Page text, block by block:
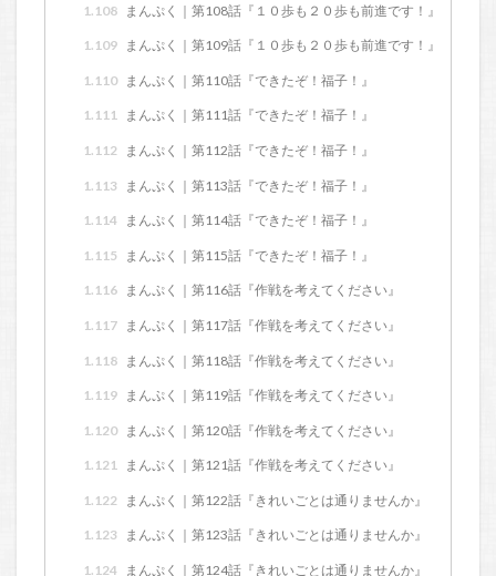
1.108 まんぷく｜第108話『１０歩も２０歩も前進です！』
1.109 まんぷく｜第109話『１０歩も２０歩も前進です！』
1.110 まんぷく｜第110話『できたぞ！福子！』
1.111 まんぷく｜第111話『できたぞ！福子！』
1.112 まんぷく｜第112話『できたぞ！福子！』
1.113 まんぷく｜第113話『できたぞ！福子！』
1.114 まんぷく｜第114話『できたぞ！福子！』
1.115 まんぷく｜第115話『できたぞ！福子！』
1.116 まんぷく｜第116話『作戦を考えてください』
1.117 まんぷく｜第117話『作戦を考えてください』
1.118 まんぷく｜第118話『作戦を考えてください』
1.119 まんぷく｜第119話『作戦を考えてください』
1.120 まんぷく｜第120話『作戦を考えてください』
1.121 まんぷく｜第121話『作戦を考えてください』
1.122 まんぷく｜第122話『きれいごとは通りませんか』
1.123 まんぷく｜第123話『きれいごとは通りませんか』
1.124 まんぷく｜第124話『きれいごとは通りませんか』